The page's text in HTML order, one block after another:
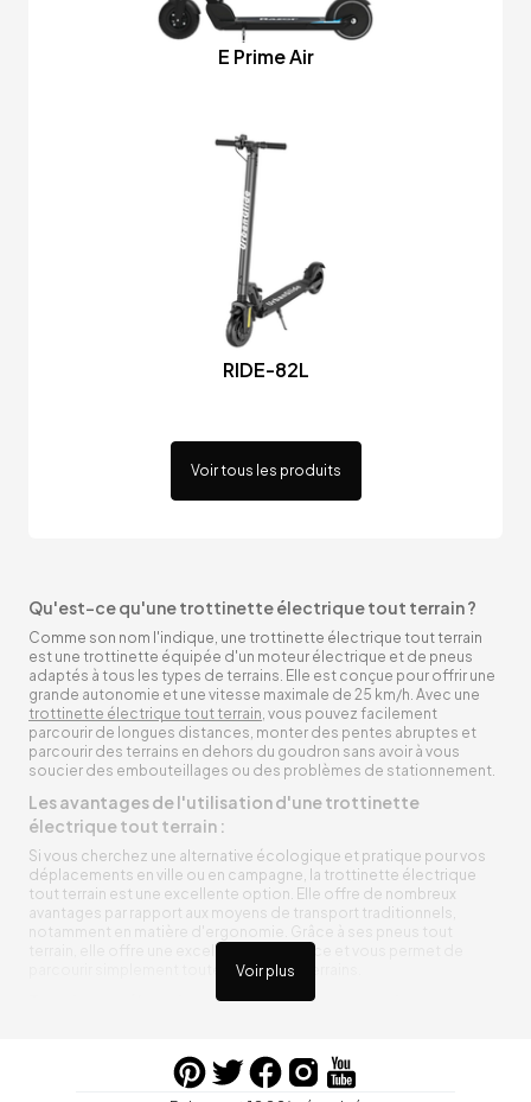
E Prime Air
RIDE-82L
Voir tous les produits
Voir plus
Qu'est-ce qu'une trottinette électrique tout terrain ?
Comme son nom l'indique, une trottinette électrique tout terrain
est une trottinette équipée d'un moteur électrique et de pneus
adaptés à tous les types de terrains. Elle est conçue pour offrir une
grande autonomie et une vitesse maximale de 25 km/h. Avec une
trottinette électrique tout terrain, vous pouvez facilement
parcourir de longues distances, monter des pentes abruptes et
parcourir des terrains en dehors du goudron sans avoir à vous
soucier des embouteillages ou des problèmes de stationnement.
Les avantages de l'utilisation d'une trottinette
électrique tout terrain :
Si vous cherchez une alternative écologique et pratique pour vos
déplacements en ville ou en campagne, la trottinette électrique
tout terrain est une excellente option. Elle offre de nombreux
avantages par rapport aux moyens de transport traditionnels,
notamment en matière d'ergonomie. Grâce à ses pneus tout
terrain, elle offre une excellente adhérence et vous permet de
parcourir simplement toutes sortes de terrains.
Trottinette électrique tout terrain ergonomique
entre vos trajets, vous n’aurez pas à vous soucier de l’état de sa
batterie. De plus, elle est équipée de pneus résistants qui peuvent